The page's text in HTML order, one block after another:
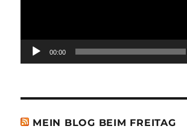
00:00
MEIN BLOG BEIM FREITAG